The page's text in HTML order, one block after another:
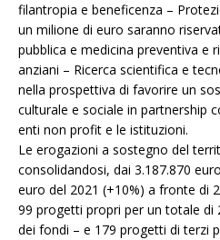
filantropia e beneficenza –
un milione di euro saranno
pubblica e medicina preventiva e
anziani – Ricerca scientifica e
nella prospettiva di favorire un
culturale e sociale in partnership
enti non profit e le istituzioni.
Le erogazioni a sostegno del
consolidandosi, dai 3.187.870
euro del 2021 (+10%) a fronte di
99 progetti propri per un totale di
dei fondi – e 179 progetti di terzi